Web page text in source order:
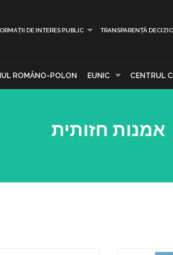
DE INTERES PUBLIC TRANSPARENȚĂ
ROMÂNO-POLON EUNIC CENTRUL
אמנות חזותית